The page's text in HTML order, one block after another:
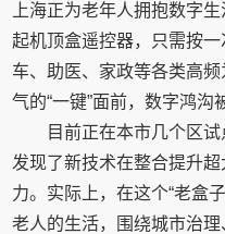
上海正为老年人拥抱数字
起机顶盒遥控器，只需按
车、助医、家政等各类高
气的“一键”面前，数字鸿沟
目前正在本市几个区试
发现了新技术在整合提升
力。实际上，在这个“老盒
老人的生活，围绕城市治